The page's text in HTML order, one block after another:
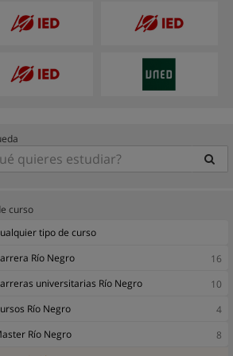
curso
tipo de curso
Río Negro
16
universitarias Río Negro
10
Río Negro
4
Río Negro
8